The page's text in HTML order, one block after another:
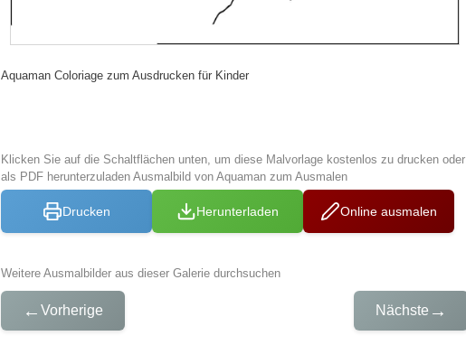
Aquaman Coloriage zum Ausdrucken für Kinder
Klicken Sie auf die Schaltflächen unten, um diese Malvorlage kostenlos zu drucken oder
als PDF herunterzuladen Ausmalbild von Aquaman zum Ausmalen
Drucken Herunterladen Online ausmalen
Weitere Ausmalbilder aus dieser Galerie durchsuchen
← Vorherige Nächste →